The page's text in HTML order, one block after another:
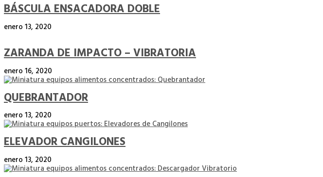
BÁSCULA ENSACADORA DOBLE
enero 13, 2020
ZARANDA DE IMPACTO – VIBRATORIA
enero 16, 2020
QUEBRANTADOR
enero 13, 2020
ELEVADOR CANGILONES
enero 13, 2020